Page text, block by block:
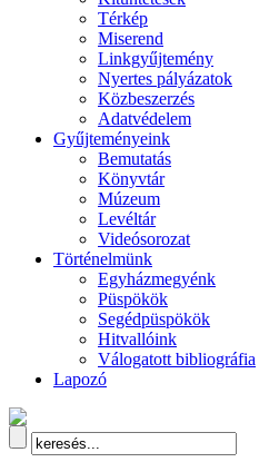
Térkép
Miserend
Linkgyűjtemény
Nyertes pályázatok
Közbeszerzés
Adatvédelem
Gyűjteményeink
Bemutatás
Könyvtár
Múzeum
Levéltár
Videósorozat
Történelmünk
Egyházmegyénk
Püspökök
Segédpüspökök
Hitvallóink
Válogatott bibliográfia
Lapozó